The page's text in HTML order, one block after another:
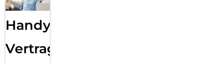
Handy
Vertragsabwicklung